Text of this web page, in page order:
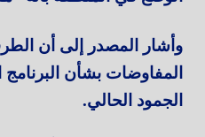
وأشار المصدر إلى أن
المفاوضات بشأن البرنامج
الجمود الحالي.